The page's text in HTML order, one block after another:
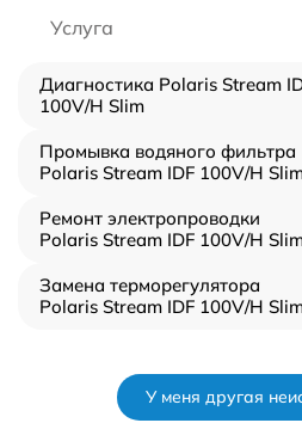
Услуга
Диагностика Polaris Stream
100V/H Slim
Промывка водяного фильтра
Polaris Stream IDF 100V/H
Ремонт электропроводки
Polaris Stream IDF 100V/H
Замена терморегулятора
Polaris Stream IDF 100V/H
У меня другая